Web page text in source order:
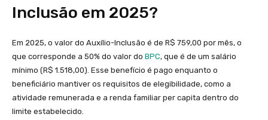
Inclusão em 2025?
Em 2025, o valor do Auxílio-Inclusão é de R$ 759,00 por mês, o
que corresponde a 50% do valor do BPC, que é de um salário
mínimo (R$ 1.518,00). Esse benefício é pago enquanto o
beneficiário mantiver os requisitos de elegibilidade, como a
atividade remunerada e a renda familiar per capita dentro do
limite estabelecido.